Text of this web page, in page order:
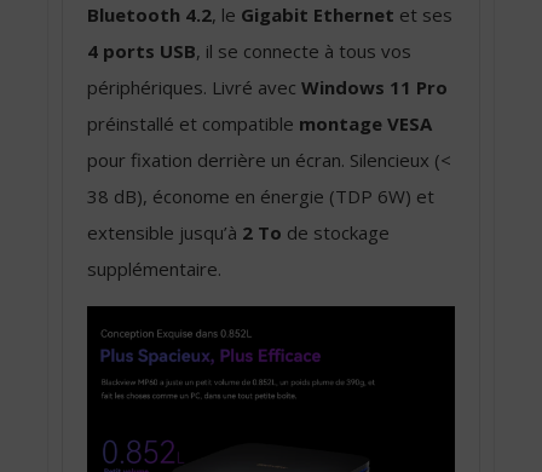
Bluetooth 4.2, le Gigabit Ethernet et ses
4 ports USB, il se connecte à tous vos
périphériques. Livré avec Windows 11 Pro
préinstallé et compatible montage VESA
pour fixation derrière un écran. Silencieux (<
38 dB), économe en énergie (TDP 6W) et
extensible jusqu’à 2 To de stockage
supplémentaire.